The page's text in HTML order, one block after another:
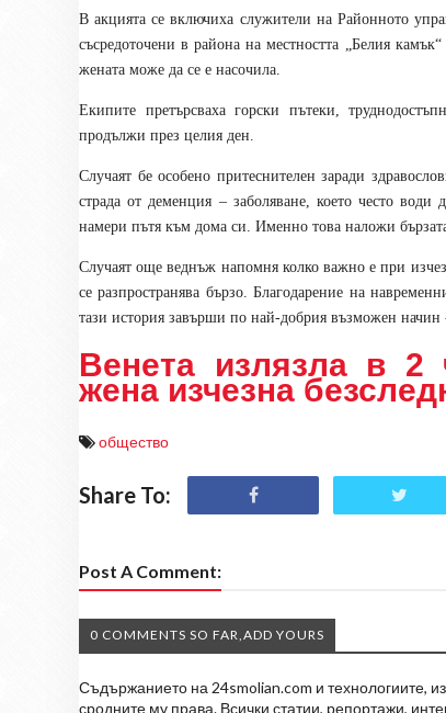
В акцията се включиха служители на Районното
съсредоточени в района на местността „Белия
жената може да се е насочила.
Екипите претърсваха горски пътеки,
продължи през целия ден.
Случаят бе особено притеснителен заради
страда от деменция – заболяване, което често
намери пътя към дома си. Именно това наложи
Случаят още веднъж напомня колко важно е при
се разпространява бързо. Благодарение на
тази история завърши по най-добрия възможен начин
Венета излязла в
жена изчезна
общество
Share To:
Post A Comment:
0 COMMENTS SO FAR,ADD YOURS
Съдържанието на 24smolian.com и технологиите,
сродните му права. Всички статии, репортажи,